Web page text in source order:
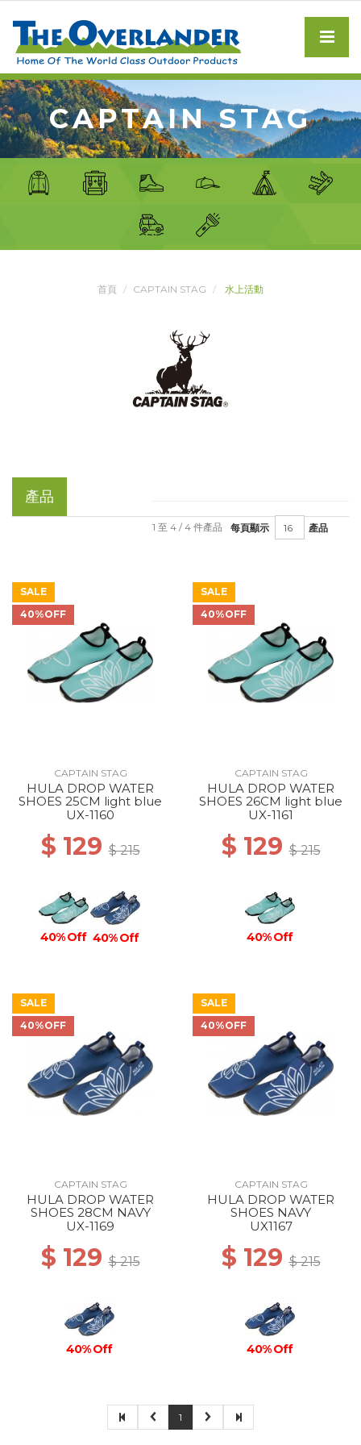
CAPTAIN STAG
首頁 CAPTAIN STAG 水上活動
產品
每頁顯示 產品
1 至 4 / 4 件產品
SALE
40%OFF
CAPTAIN STAG
HULA DROP WATER
SHOES 25CM light blue
UX-1160
$ 129$ 215
40% Off 40% Off
SALE
40%OFF
CAPTAIN STAG
HULA DROP WATER
SHOES 26CM light blue
UX-1161
$ 129$ 215
40% Off
SALE
40%OFF
CAPTAIN STAG
HULA DROP WATER
SHOES 28CM NAVY
UX-1169
$ 129$ 215
40% Off
SALE
40%OFF
CAPTAIN STAG
HULA DROP WATER
SHOES NAVY
UX1167
$ 129$ 215
40% Off
1